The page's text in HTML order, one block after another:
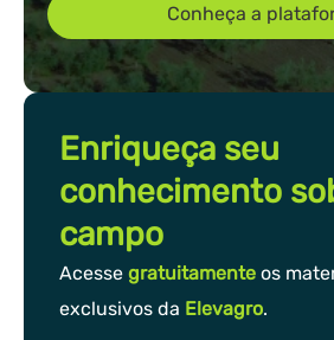
Conheça a
Enriqueça seu
conhecimento
campo
Acesse gratuitamente os
exclusivos da Elevagro.